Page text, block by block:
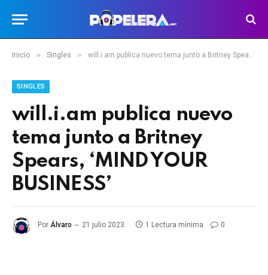
Inicio » Singles » will.i.am publica nuevo tema junto a Britney Spears, ‘MIND YOUR BUSINESS’
SINGLES
will.i.am publica nuevo
tema junto a Britney
Spears, ‘MIND YOUR
BUSINESS’
Por Álvaro 21 julio 2023 1 Lectura mínima 0